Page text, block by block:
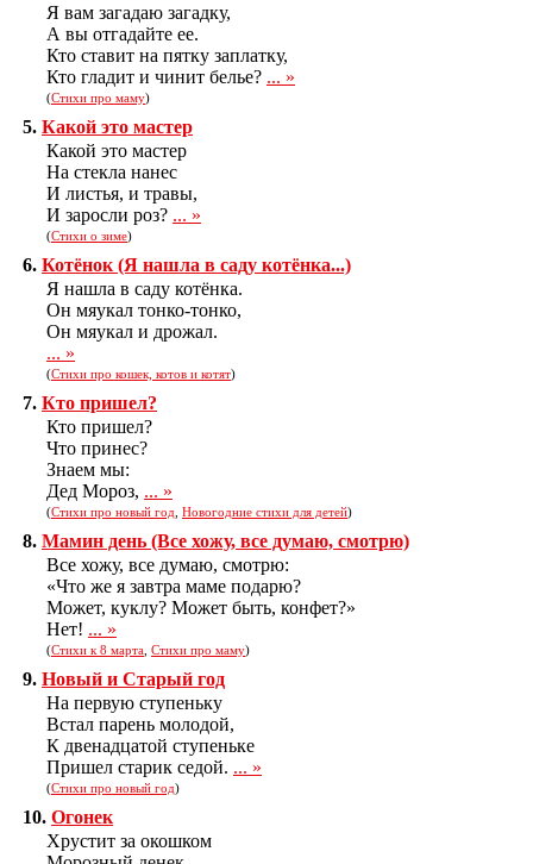
Я вам загадаю загадку,
А вы отгадайте ее.
Кто ставит на пятку заплатку,
Кто гладит и чинит белье? ... »
(Стихи про маму)
5. Какой это мастер
Какой это мастер
На стекла нанес
И листья, и травы,
И заросли роз? ... »
(Стихи о зиме)
6. Котёнок (Я нашла в саду котёнка...)
Я нашла в саду котёнка.
Он мяукал тонко-тонко,
Он мяукал и дрожал.
... »
(Стихи про кошек, котов и котят)
7. Кто пришел?
Кто пришел?
Что принес?
Знаем мы:
Дед Мороз, ... »
(Стихи про новый год Новогодние стихи для детей)
8. Мамин день (Все хожу, все думаю, смотрю)
Все хожу, все думаю, смотрю:
«Что же я завтра маме подарю?
Может, куклу? Может быть, конфет?»
Нет! ... »
(Стихи к 8 марта Стихи про маму)
9. Новый и Старый год
На первую ступеньку
Встал парень молодой,
К двенадцатой ступеньке
Пришел старик седой. ... »
(Стихи про новый год)
10. Огонек
Хрустит за окошком